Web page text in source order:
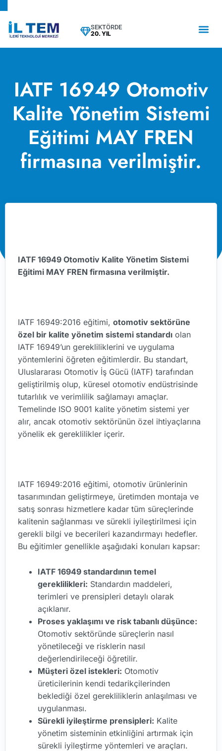
SEKTÖRDE
20. YIL
IATF 16949 Otomotiv
Kalite Yönetim Sistemi
Eğitimi MAY FREN
firmasına verilmiştir.
IATF 16949 Otomotiv Kalite Yönetim Sistemi
Eğitimi MAY FREN firmasına verilmiştir.
IATF 16949:2016 eğitimi, otomotiv sektörüne
özel bir kalite yönetim sistemi standardı olan
IATF 16949’un gerekliliklerini ve uygulama
yöntemlerini öğreten eğitimlerdir. Bu standart,
Uluslararası Otomotiv İş Gücü (IATF) tarafından
geliştirilmiş olup, küresel otomotiv endüstrisinde
tutarlılık ve verimlilik sağlamayı amaçlar.
Temelinde ISO 9001 kalite yönetim sistemi yer
alır, ancak otomotiv sektörünün özel ihtiyaçlarına
yönelik ek gereklilikler içerir.
IATF 16949:2016 eğitimi, otomotiv ürünlerinin
tasarımından geliştirmeye, üretimden montaja ve
satış sonrası hizmetlere kadar tüm süreçlerinde
kalitenin sağlanması ve sürekli iyileştirilmesi için
gerekli bilgi ve becerileri kazandırmayı hedefler.
Bu eğitimler genellikle aşağıdaki konuları kapsar:
IATF 16949 standardının temel
gereklilikleri: Standardın maddeleri,
terimleri ve prensipleri detaylı olarak
açıklanır.
Proses yaklaşımı ve risk tabanlı düşünce:
Otomotiv sektöründe süreçlerin nasıl
yönetileceği ve risklerin nasıl
değerlendirileceği öğretilir.
Müşteri özel istekleri: Otomotiv
üreticilerinin kendi tedarikçilerinden
beklediği özel gerekliliklerin anlaşılması ve
uygulanması.
Sürekli iyileştirme prensipleri: Kalite
yönetim sisteminin etkinliğini artırmak için
sürekli iyileştirme yöntemleri ve araçları.